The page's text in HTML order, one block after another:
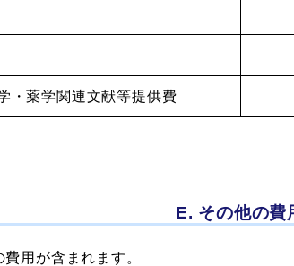
・薬学関連文献等提供費
E. その他の費
用が含まれます。